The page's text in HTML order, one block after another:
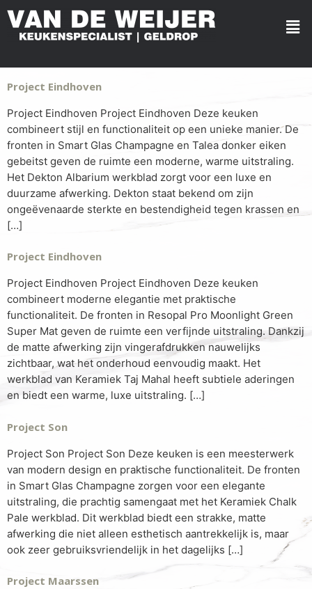
Project Eindhoven
Project Eindhoven Project Eindhoven Deze keuken
combineert stijl en functionaliteit op een unieke manier. De
fronten in Smart Glas Champagne en Talea donker eiken
gebeitst geven de ruimte een moderne, warme uitstraling.
Het Dekton Albarium werkblad zorgt voor een luxe en
duurzame afwerking. Dekton staat bekend om zijn
ongeëvenaarde sterkte en bestendigheid tegen krassen en
[…]
Project Eindhoven
Project Eindhoven Project Eindhoven Deze keuken
combineert moderne elegantie met praktische
functionaliteit. De fronten in Resopal Pro Moonlight Green
Super Mat geven de ruimte een verfijnde uitstraling. Dankzij
de matte afwerking zijn vingerafdrukken nauwelijks
zichtbaar, wat het onderhoud eenvoudig maakt. Het
werkblad van Keramiek Taj Mahal heeft subtiele aderingen
en biedt een warme, luxe uitstraling. […]
Project Son
Project Son Project Son Deze keuken is een meesterwerk
van modern design en praktische functionaliteit. De fronten
in Smart Glas Champagne zorgen voor een elegante
uitstraling, die prachtig samengaat met het Keramiek Chalk
Pale werkblad. Dit werkblad biedt een strakke, matte
afwerking die niet alleen esthetisch aantrekkelijk is, maar
ook zeer gebruiksvriendelijk in het dagelijks […]
Project Maarssen